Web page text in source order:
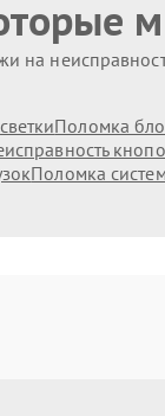
на
Поломка
Поломка